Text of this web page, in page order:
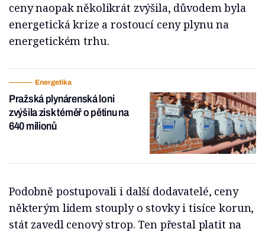
ceny naopak několikrát zvýšila, důvodem byla
energetická krize a rostoucí ceny plynu na
energetickém trhu.
Energetika
Pražská plynárenská loni
zvýšila zisk téměř o pětinu na
640 milionů
Podobně postupovali i další dodavatelé, ceny
některým lidem stouply o stovky i tisíce korun,
stát zavedl cenový strop. Ten přestal platit na